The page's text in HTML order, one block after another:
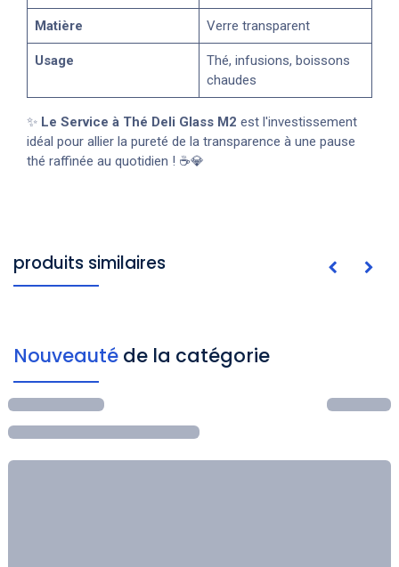
Matière Verre transparent
Usage
Thé, infusions, boissons
chaudes
✨ Le Service à Thé Deli Glass M2 est l'investissement
idéal pour allier la pureté de la transparence à une pause
thé raffinée au quotidien ! ☕💎
produits similaires
Nouveauté de la catégorie